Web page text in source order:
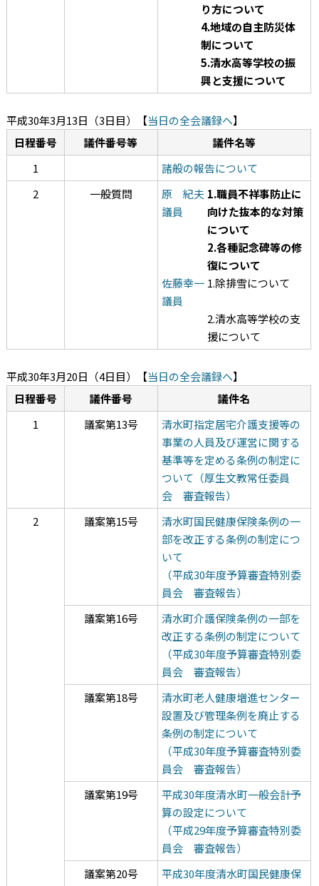
り方について
4.地域の自主防災体
制について
5.清水高等学校の振
興と支援について
平成30年3月13日（3日目） 【当日の全会議録へ】
日程番号
議件番号等
議件名等
1
諸般の報告について
2
一般質問
原 紀夫
議員
1.職員不祥事防止に
向けた抜本的な対策
について
2.各種記念碑等の修
復について
佐藤幸一
議員
1.除排雪について
2.清水高等学校の支
援について
平成30年3月20日（4日目） 【当日の全会議録へ】
日程番号
議件番号
議件名
1
議案第13号
清水町指定居宅介護支援等の
事業の人員及び運営に関する
基準等を定める条例の制定に
ついて（厚生文教常任委員
会 審査報告）
2
議案第15号
清水町国民健康保険条例の一
部を改正する条例の制定につ
いて
（平成30年度予算審査特別委
員会 審査報告）
議案第16号
清水町介護保険条例の一部を
改正する条例の制定について
（平成30年度予算審査特別委
員会 審査報告）
議案第18号
清水町老人健康増進センター
設置及び管理条例を廃止する
条例の制定について
（平成30年度予算審査特別委
員会 審査報告）
議案第19号
平成30年度清水町一般会計予
算の設定について
（平成29年度予算審査特別委
員会 審査報告）
議案第20号
平成30年度清水町国民健康保